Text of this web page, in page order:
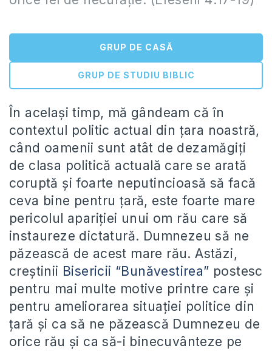
GRUP DE CASĂ
GRUP DE STUDIU BIBLIC
În acelaşi timp, mă gândeam că în
contextul politic actual din ţara noastră,
când oamenii sunt atât de dezamăgiţi
de clasa politică actuală care se arată
coruptă şi foarte neputincioasă să facă
ceva bine pentru ţară, este foarte mare
pericolul apariţiei unui om rău care să
instaureze dictatură. Dumnezeu să ne
păzească de acest mare rău. Astăzi,
creştinii Bisericii “Bunăvestirea” postesc
pentru mai multe motive printre care şi
pentru ameliorarea situaţiei politice din
ţară şi ca să ne păzească Dumnezeu de
orice rău şi ca să-i binecuvânteze pe